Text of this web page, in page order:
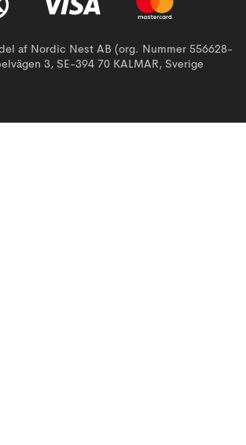
af Nordic Nest AB (org. Nummer 556628-
3, SE-394 70 KALMAR, Sverige